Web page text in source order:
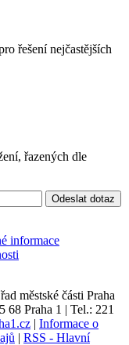
řešení nejčastějších
řazených dle
Odeslat dotaz
informace
městské části Praha
68 Praha 1 | Tel.: 221
| Informace o
| RSS - Hlavní